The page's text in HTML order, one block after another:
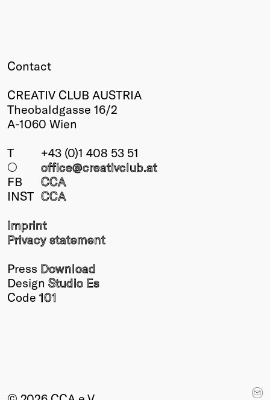
Contact
CREATIV CLUB AUSTRIA
Theobaldgasse 16/2
A-1060 Wien
T
+43 (0)1 408 53 51
○
office@creativclub.at
FB
CCA
INST CCA
Imprint
Privacy statement
Press Download
Design Studio Es
Code 101